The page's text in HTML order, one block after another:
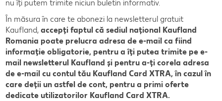
nu îți putem trimite niciun buletin informativ.
În măsura în care te abonezi la newsletterul gratuit
Kaufland, accepți faptul că sediul național Kaufland
Romania poate prelucra adresa de e-mail ca fiind
informație obligatorie, pentru a îți putea trimite pe e-
mail newsletterul Kaufland și pentru a-ți corela adresa
de e-mail cu contul tău Kaufland Card XTRA, în cazul în
care deții un astfel de cont, pentru a primi oferte
dedicate utilizatorilor Kaufland Card XTRA.